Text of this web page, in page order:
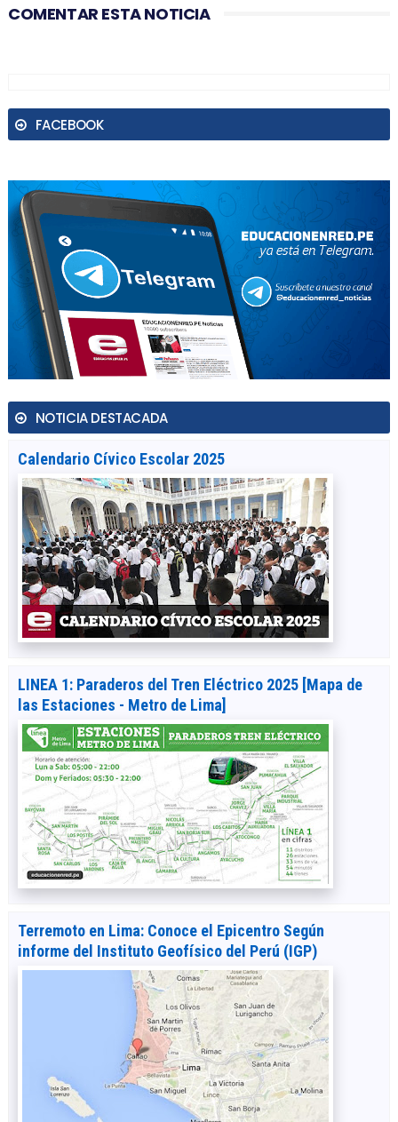
COMENTAR ESTA NOTICIA
FACEBOOK
NOTICIA DESTACADA
Calendario Cívico Escolar 2025
LINEA 1: Paraderos del Tren Eléctrico 2025 [Mapa de
las Estaciones - Metro de Lima]
Terremoto en Lima: Conoce el Epicentro Según
informe del Instituto Geofísico del Perú (IGP)